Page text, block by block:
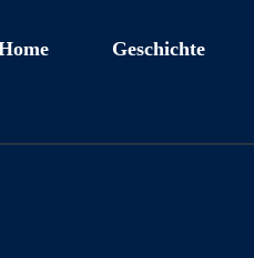
Geschichte